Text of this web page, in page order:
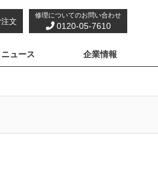
文
修理についてのお問い合わせ
0120-05-7610
ニュース 企業情報